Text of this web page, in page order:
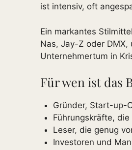
ist intensiv, oft
Ein markantes
Nas, Jay-Z oder DMX,
Unternehmertum in
Für wen ist das
Gründer, Start-up-
Führungskräfte,
Leser, die genug
Investoren und